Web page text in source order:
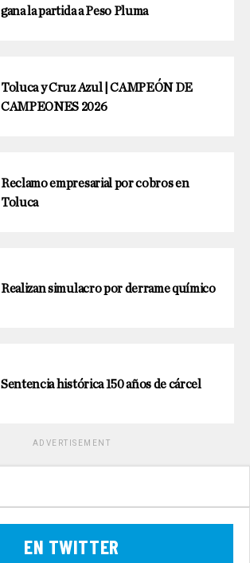
gana la partida a Peso Pluma
Toluca y Cruz Azul | CAMPEÓN DE
CAMPEONES 2026
Reclamo empresarial por cobros en
Toluca
Realizan simulacro por derrame químico
Sentencia histórica 150 años de cárcel
ADVERTISEMENT
EN TWITTER